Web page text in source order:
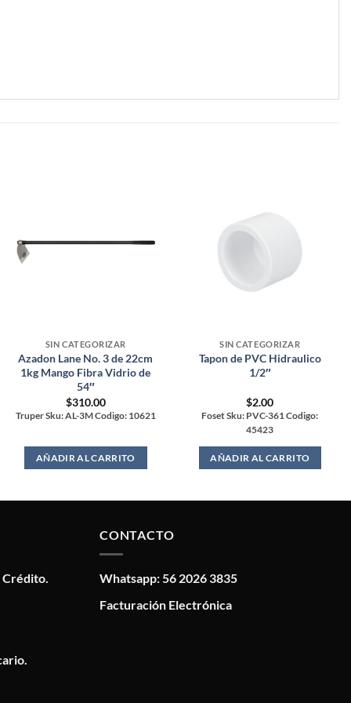
SIN CATEGORIZAR
Azadon Lane No. 3 de 22cm
1kg Mango Fibra Vidrio de
54″
$310.00
Truper Sku: AL-3M Codigo: 10621
AÑADIR AL CARRITO
SIN CATEGORIZAR
Tapon de PVC Hidraulico
1/2″
$2.00
Foset Sku: PVC-361 Codigo:
45423
AÑADIR AL CARRITO
CONTACTO
Whatsapp: 56 2026 3835
Facturación Electrónica